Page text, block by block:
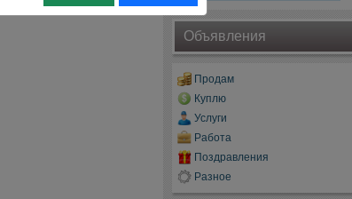
Объявления
Продам
Куплю
Услуги
Работа
Поздравления
Разное